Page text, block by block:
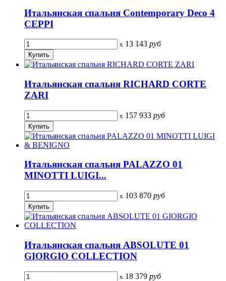
Итальянская спальня Contemporary Deco 4
CEPPI
x 13 143 руб
Итальянская спальня RICHARD CORTE
ZARI
x 157 933 руб
Итальянская спальня PALAZZO 01
MINOTTI LUIGI...
x 103 870 руб
Итальянская спальня ABSOLUTE 01
GIORGIO COLLECTION
x 18 379 руб